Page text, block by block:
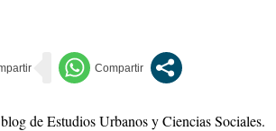
blog de Estudios Urbanos y Ciencias Sociales.